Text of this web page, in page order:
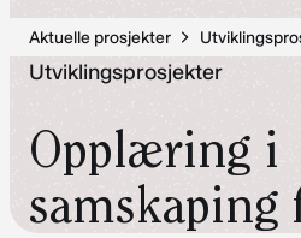
Aktuelle prosjekter
Utviklingsprosjekter
Opplæring i